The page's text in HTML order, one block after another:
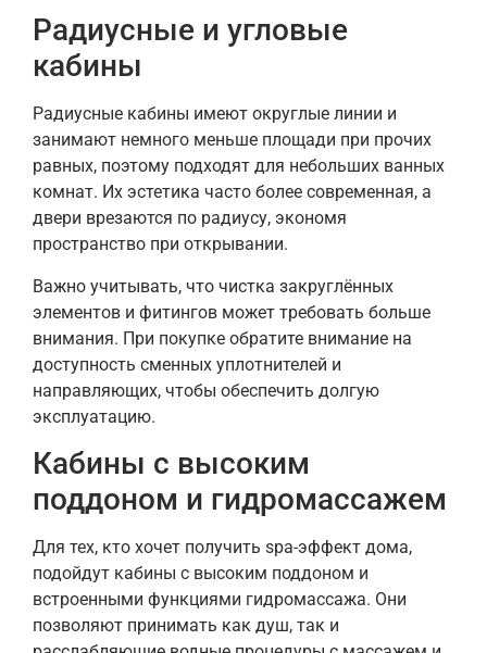
Радиусные и угловые
кабины
Радиусные кабины имеют округлые линии и
занимают немного меньше площади при прочих
равных, поэтому подходят для небольших ванных
комнат. Их эстетика часто более современная, а
двери врезаются по радиусу, экономя
пространство при открывании.
Важно учитывать, что чистка закруглённых
элементов и фитингов может требовать больше
внимания. При покупке обратите внимание на
доступность сменных уплотнителей и
направляющих, чтобы обеспечить долгую
эксплуатацию.
Кабины с высоким
поддоном и гидромассажем
Для тех, кто хочет получить spa-эффект дома,
подойдут кабины с высоким поддоном и
встроенными функциями гидромассажа. Они
позволяют принимать как душ, так и